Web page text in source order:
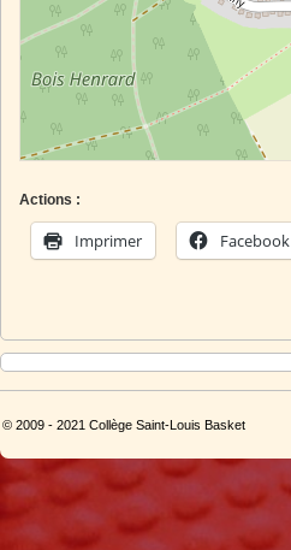
Actions :
Imprimer Facebook
© 2009 - 2021 Collège Saint-Louis Basket